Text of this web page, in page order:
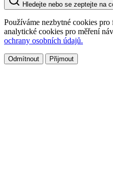
Hledejte nebo se zeptejte na
Používáme nezbytné cookies
analytické cookies pro měření
ochrany osobních údajů.
Odmítnout Přijmout